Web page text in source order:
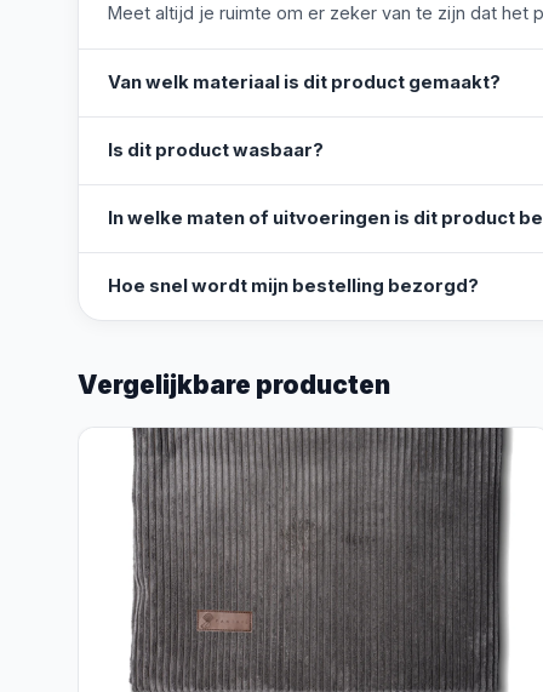
Meet altijd je ruimte om er zeker van te zijn dat het
Van welk materiaal is dit product gemaakt?
Is dit product wasbaar?
In welke maten of uitvoeringen is dit product
Hoe snel wordt mijn bestelling bezorgd?
Vergelijkbare producten